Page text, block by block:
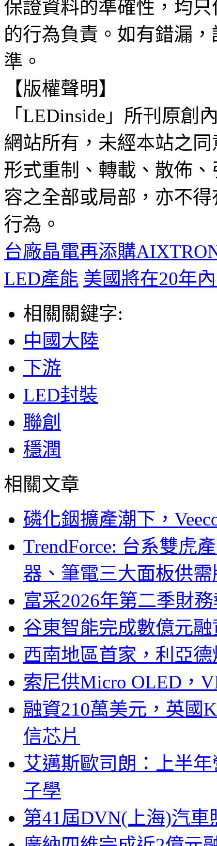
保證資料的準確性，均
的行為負責。如有錯漏
準。
【版權聲明】
「LEDinside」所刊原創
網站所有，未經本站之
形式重制、轉載、散佈
容之全部或局部，亦不
行為。
台廠晶電再添購
LED產能 美國將在20年
相關關鍵字:
中國大陸
下游
LED封裝
聯創
穩潤
相關文章
磷化銦擴產潮下，
TrendForce: 台系雙虎
器、筆電三大面板供需
富采2026年第二季財
谷東智能完成數億元
西南地區首家，利亞
索尼供Micro OLED，
融資210萬美元，英國
信芯片
艾邁斯歐司朗：上半
子學
第41屆DVN(上海)汽